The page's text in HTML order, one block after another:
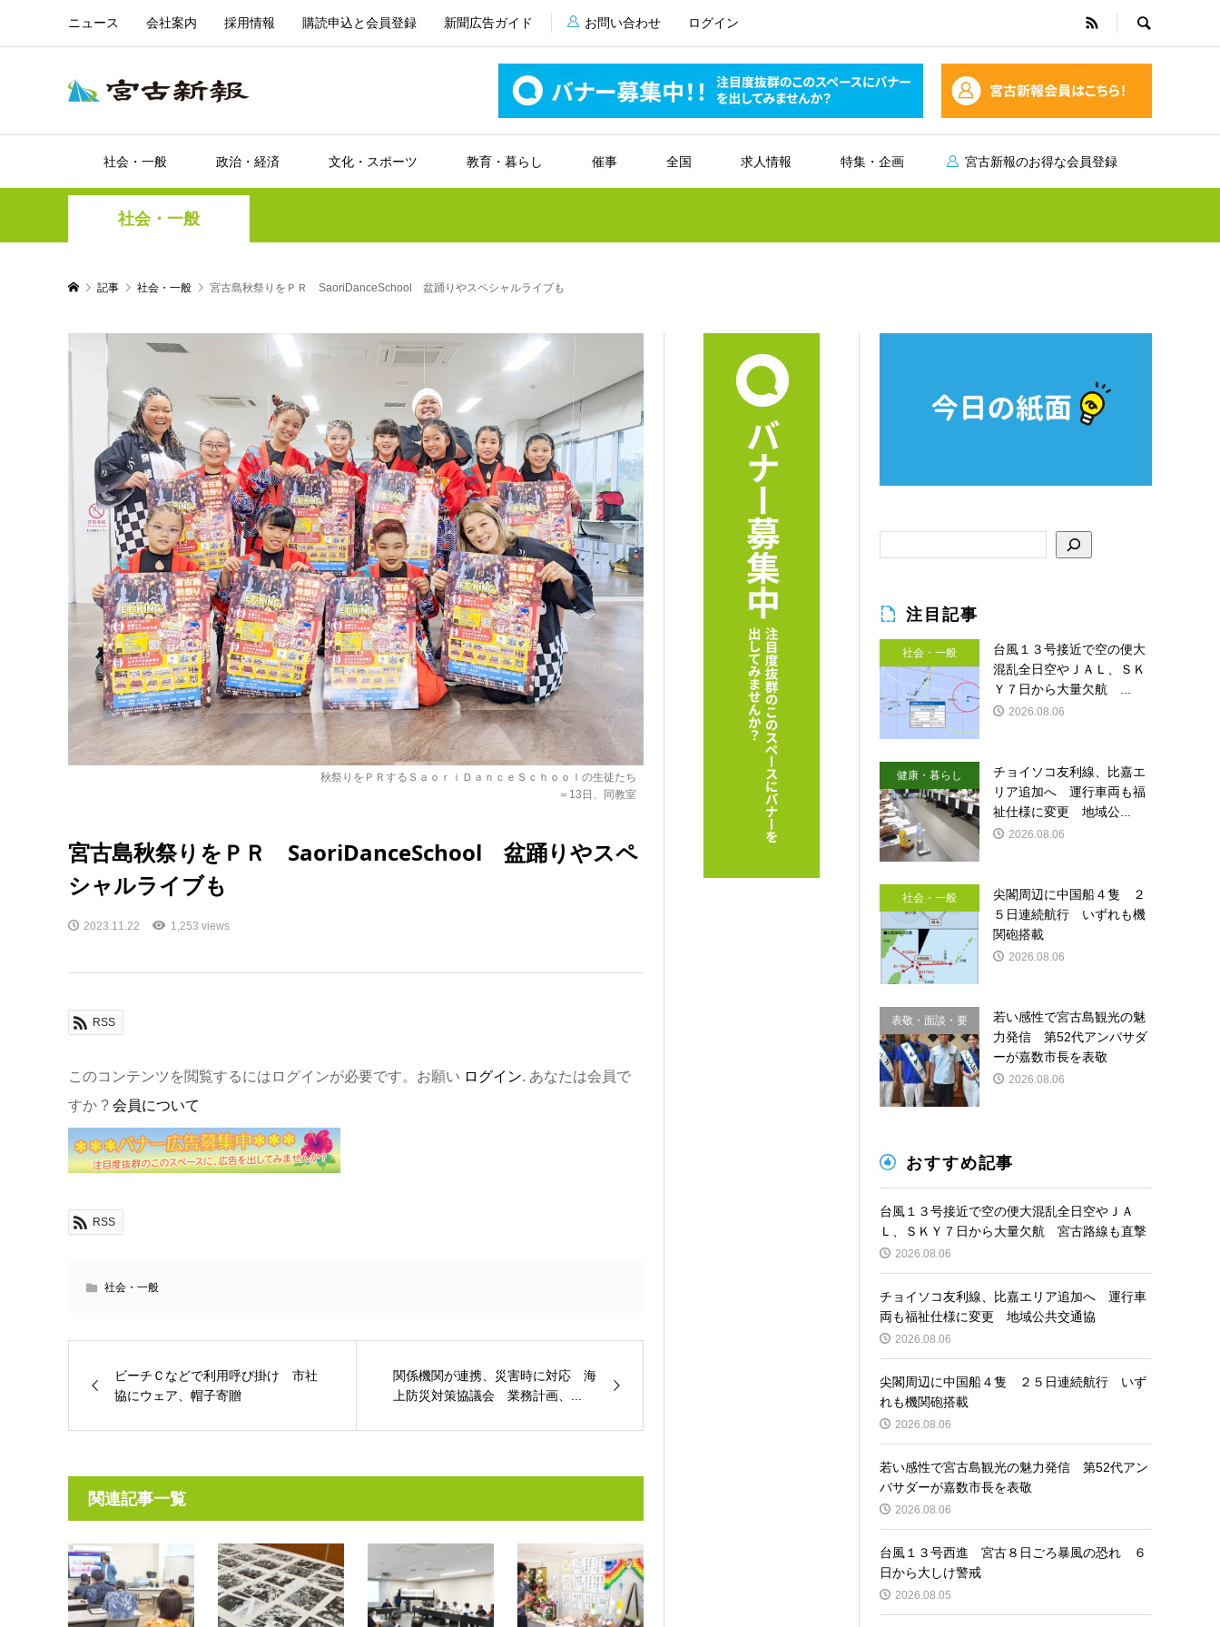
ニュース 会社案内 採用情報 購読申込と会員登録 新聞広告ガイド お問い合わせ ログイン
社会・一般 政治・経済 文化・スポーツ 教育・暮らし 催事 全国 求人情報 特集・企画 宮古新報のお得な会員登録
社会・一般
記事 社会・一般 宮古島秋祭りをＰＲ SaoriDanceSchool 盆踊りやスペシャルライブも
秋祭りをＰＲするＳａｏｒｉＤａｎｃｅＳｃｈｏｏｌの生徒たち
＝13日、同教室
宮古島秋祭りをＰＲ SaoriDanceSchool 盆踊りやスペ
シャルライブも
2023.11.22 1,253 views
RSS
このコンテンツを閲覧するにはログインが必要です。お願い ログイン. あなたは会員で
すか ? 会員について
RSS
社会・一般
ビーチＣなどで利用呼び掛け 市社
協にウェア、帽子寄贈
関係機関が連携、災害時に対応 海
上防災対策協議会 業務計画、...
関連記事一覧
注目記事
社会・一般
台風１３号接近で空の便大
混乱全日空やＪＡＬ、ＳＫ
Ｙ７日から大量欠航 ...
2026.08.06
健康・暮らし
チョイソコ友利線、比嘉エ
リア追加へ 運行車両も福
祉仕様に変更 地域公...
2026.08.06
社会・一般
尖閣周辺に中国船４隻 ２
５日連続航行 いずれも機
関砲搭載
2026.08.06
表敬・面談・要
請
若い感性で宮古島観光の魅
力発信 第52代アンバサダ
ーが嘉数市長を表敬
2026.08.06
おすすめ記事
台風１３号接近で空の便大混乱全日空やＪＡ
Ｌ、ＳＫＹ７日から大量欠航 宮古路線も直撃
2026.08.06
チョイソコ友利線、比嘉エリア追加へ 運行車
両も福祉仕様に変更 地域公共交通協
2026.08.06
尖閣周辺に中国船４隻 ２５日連続航行 いず
れも機関砲搭載
2026.08.06
若い感性で宮古島観光の魅力発信 第52代アン
バサダーが嘉数市長を表敬
2026.08.06
台風１３号西進 宮古８日ごろ暴風の恐れ ６
日から大しけ警戒
2026.08.05